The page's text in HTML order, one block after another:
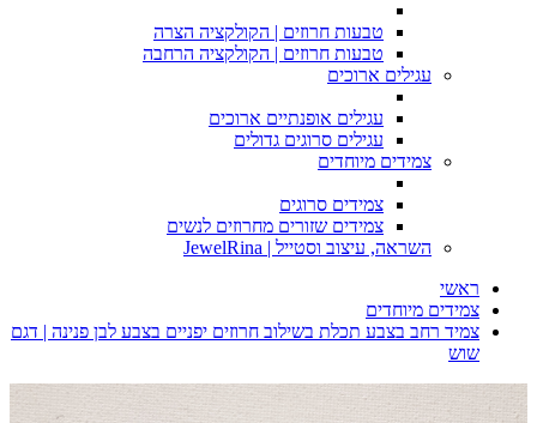
טבעות חרוזים | הקולקציה הצרה
טבעות חרוזים | הקולקציה הרחבה
עגילים ארוכים
עגילים אופנתיים ארוכים
עגילים סרוגים גדולים
צמידים מיוחדים
צמידים סרוגים
צמידים שזורים מחרוזים לנשים
השראה, עיצוב וסטייל | JewelRina
ראשי
צמידים מיוחדים
צמיד רחב בצבע תכלת בשילוב חרוזים יפניים בצבע לבן פנינה | דגם
שוש